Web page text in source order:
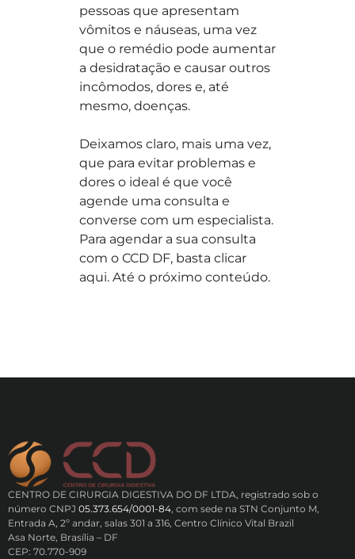
pessoas que apresentam
vômitos e náuseas, uma vez
que o remédio pode aumentar
a desidratação e causar outros
incômodos, dores e, até
mesmo, doenças.
Deixamos claro, mais uma vez,
que para evitar problemas e
dores o ideal é que você
agende uma consulta e
converse com um especialista.
Para agendar a sua consulta
com o CCD DF, basta clicar
aqui. Até o próximo conteúdo.
CENTRO DE CIRURGIA DIGESTIVA DO DF LTDA, registrado sob o
número CNPJ 05.373.654/0001-84, com sede na STN Conjunto M,
Entrada A, 2º andar, salas 301 a 316, Centro Clínico Vital Brazil
Asa Norte, Brasília – DF
CEP: 70.770-909